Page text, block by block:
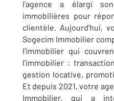
l’agence a élargi
immobilières pour
clientèle. Aujourd’hui,
Sogecim Immobilier
l’immobilier qui
l'immobilier :
gestion locative,
Et depuis 2021, votre
Immobilier, qui a